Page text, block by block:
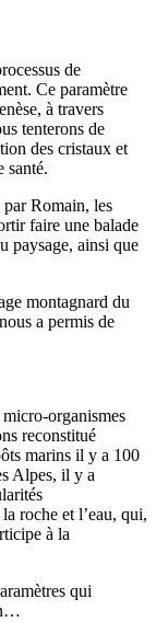
de
Ce paramètre
à travers
tenterons de
des cristaux et
santé.
Romain, les
faire une balade
paysage, ainsi que
montagnard du
a permis de
micro-organismes
reconstitué
marins il y a 100
Alpes, il y a
roche et l’eau, qui,
à la
qui